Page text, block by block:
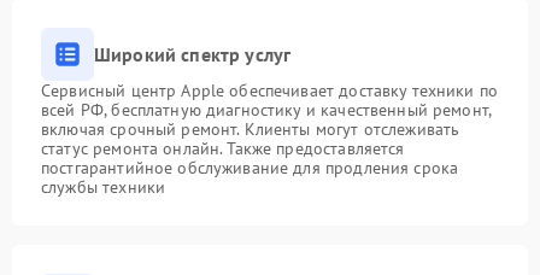
Широкий спектр услуг
Сервисный центр Apple обеспечивает доставку техники по
всей РФ, бесплатную диагностику и качественный ремонт,
включая срочный ремонт. Клиенты могут отслеживать
статус ремонта онлайн. Также предоставляется
постгарантийное обслуживание для продления срока
службы техники